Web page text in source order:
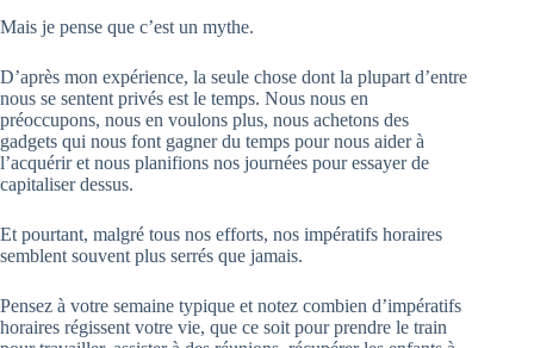
Mais je pense que c’est un mythe.
D’après mon expérience, la seule chose dont la plupart d’entre
nous se sentent privés est le temps. Nous nous en
préoccupons, nous en voulons plus, nous achetons des
gadgets qui nous font gagner du temps pour nous aider à
l’acquérir et nous planifions nos journées pour essayer de
capitaliser dessus.
Et pourtant, malgré tous nos efforts, nos impératifs horaires
semblent souvent plus serrés que jamais.
Pensez à votre semaine typique et notez combien d’impératifs
horaires régissent votre vie, que ce soit pour prendre le train